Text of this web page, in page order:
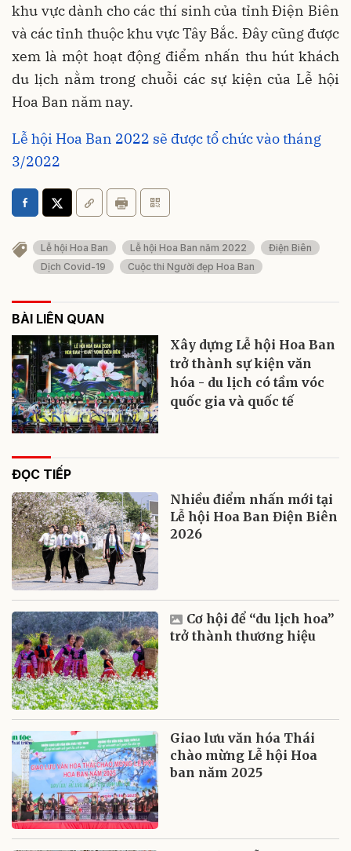
khu vực dành cho các thí sinh của tỉnh Điện Biên
và các tỉnh thuộc khu vực Tây Bắc. Đây cũng được
xem là một hoạt động điểm nhấn thu hút khách
du lịch nằm trong chuỗi các sự kiện của Lễ hội
Hoa Ban năm nay.
Lễ hội Hoa Ban 2022 sẽ được tổ chức vào tháng
3/2022
Lễ hội Hoa Ban Lễ hội Hoa Ban năm 2022
Điện Biên
Dịch Covid-19
Cuộc thi Người đẹp Hoa Ban
BÀI LIÊN QUAN
Xây dựng Lễ hội Hoa Ban
trở thành sự kiện văn
hóa - du lịch có tầm vóc
quốc gia và quốc tế
ĐỌC TIẾP
Nhiều điểm nhấn mới tại
Lễ hội Hoa Ban Điện Biên
2026
Cơ hội để “du lịch hoa”
trở thành thương hiệu
Giao lưu văn hóa Thái
chào mừng Lễ hội Hoa
ban năm 2025